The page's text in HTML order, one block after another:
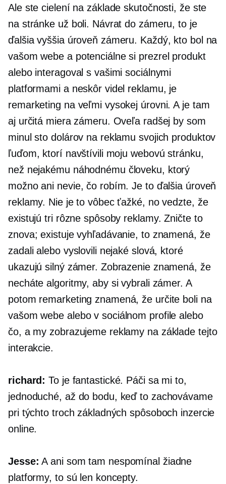
Ale ste cielení na základe skutočnosti, že ste
na stránke už boli. Návrat do zámeru, to je
ďalšia vyššia úroveň zámeru. Každý, kto bol na
vašom webe a potenciálne si prezrel produkt
alebo interagoval s vašimi sociálnymi
platformami a neskôr videl reklamu, je
remarketing na veľmi vysokej úrovni. A je tam
aj určitá miera zámeru. Oveľa radšej by som
minul sto dolárov na reklamu svojich produktov
ľuďom, ktorí navštívili moju webovú stránku,
než nejakému náhodnému človeku, ktorý
možno ani nevie, čo robím. Je to ďalšia úroveň
reklamy. Nie je to vôbec ťažké, no vedzte, že
existujú tri rôzne spôsoby reklamy. Zničte to
znova; existuje vyhľadávanie, to znamená, že
zadali alebo vyslovili nejaké slová, ktoré
ukazujú silný zámer. Zobrazenie znamená, že
necháte algoritmy, aby si vybrali zámer. A
potom remarketing znamená, že určite boli na
vašom webe alebo v sociálnom profile alebo
čo, a my zobrazujeme reklamy na základe tejto
interakcie.
richard: To je fantastické. Páči sa mi to,
jednoduché, až do bodu, keď to zachovávame
pri týchto troch základných spôsoboch inzercie
online.
Jesse: A ani som tam nespomínal žiadne
platformy, to sú len koncepty.